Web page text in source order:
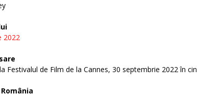
2022
Festivalul de Film de la Cannes, 30 septembrie 2022 în